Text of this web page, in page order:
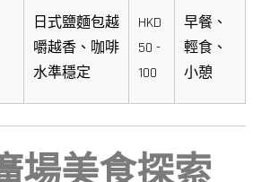
日式鹽麵包越
嚼越香、咖啡
水準穩定
HKD
50 -
100
早餐、
輕食、
小憩